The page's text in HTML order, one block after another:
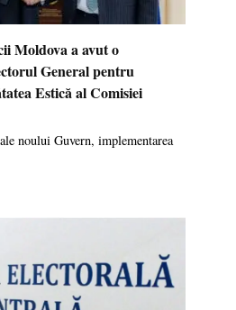
Moldova a avut o
General pentru
Estică al Comisiei
noului Guvern, implementarea